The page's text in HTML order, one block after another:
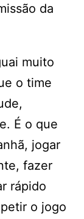
da
muito
o time
É o que
jogar
fazer
rápido
o jogo